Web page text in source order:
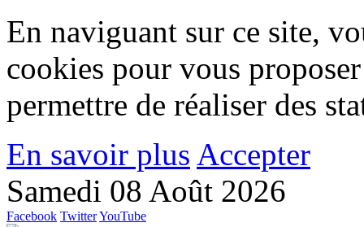
En naviguant sur ce site,
cookies pour vous
permettre de réaliser des
En savoir plus Accepter
Samedi 08 Août 2026
Facebook TwitterYouTube